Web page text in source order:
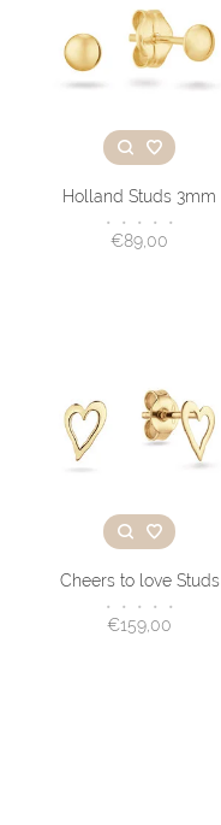
Holland Studs 3mm
• • • • •
€89,00
Cheers to love Studs
• • • • •
€159,00